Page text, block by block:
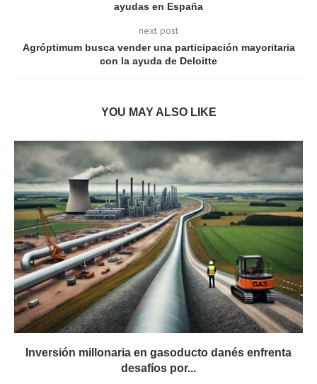
ayudas en España
next post
Agróptimum busca vender una participación mayoritaria
con la ayuda de Deloitte
YOU MAY ALSO LIKE
Inversión millonaria en gasoducto danés enfrenta
desafíos por...